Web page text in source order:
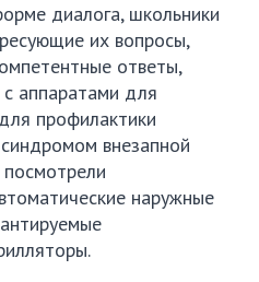
диалога, школьники
их вопросы,
ответы,
аппаратами для
профилактики
внезапной
наружные
.